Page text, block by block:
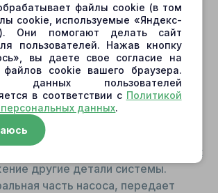
4461288
собой высокопрочный
шлицами и цапфами для установки
работы: Вращается внутри
гидронасоса на подшипниках
другие детали системы.
часть насоса, передает
файлы cookie (в том
cookie, используемые «Яндекс-
Они помогают делать сайт
пользователей. Нажав кнопку
вы даете свое согласие на
файлов cookie вашего браузера.
данных пользователей
в соответствии с Политикой
данных.